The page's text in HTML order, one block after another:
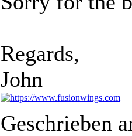
Regards,
John
Geschrieben